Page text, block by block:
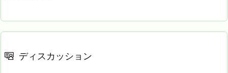
ディスカッション